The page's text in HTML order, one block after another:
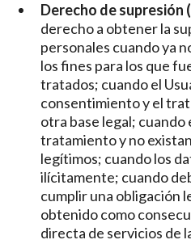
Derecho de supresión
derecho a obtener la
personales cuando ya
los fines para los que
tratados; cuando el
consentimiento y el
otra base legal; cuando
tratamiento y no
legítimos; cuando los
ilícitamente; cuando
cumplir una obligación
obtenido como
directa de servicios de